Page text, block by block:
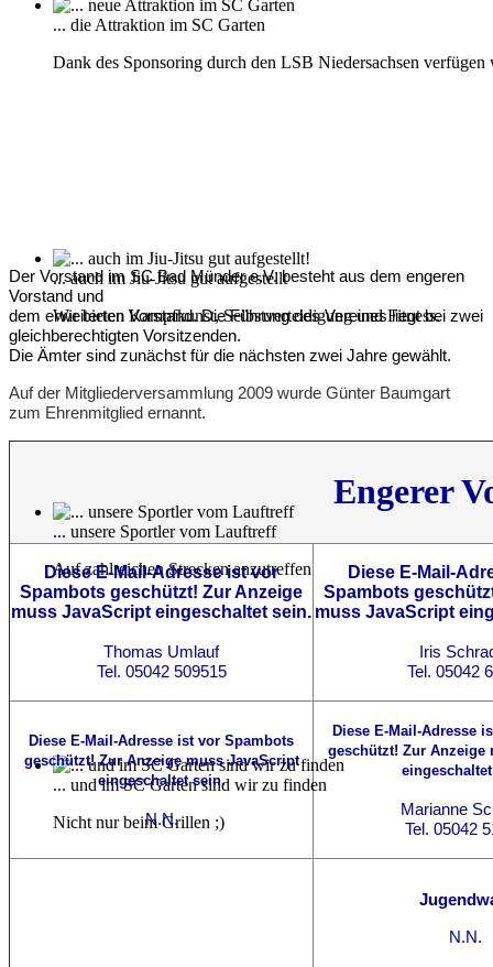
... die Attraktion im SC Garten
Dank des Sponsoring durch den LSB Niedersachsen
... auch im Jiu-Jitsu gut aufgestellt
Wir bieten Kampfkunst, Selbstverteidigung und Fitness.
... unsere Sportler vom Lauftreff
Auf zahlreichen Strecken anzutreffen
... und im SC Garten sind wir zu finden
Nicht nur beim Grillen ;)
Der Vorstand im SC Bad Münder e.V. besteht aus dem engeren
Vorstand und
dem erweiterten Vorstand. Die Führung des Vereines liegt bei zwei
gleichberechtigten Vorsitzenden.
Die Ämter sind zunächst für die nächsten zwei Jahre gewählt.
Auf der Mitgliederversammlung 2009 wurde Günter Baumgart
zum Ehrenmitglied ernannt.
Engerer
Diese E-Mail-Adresse ist vor
Spambots geschützt! Zur Anzeige
muss JavaScript eingeschaltet sein.
Thomas Umlauf
Tel. 05042 509515
Diese E-Mail-
Spambots
muss JavaScript
Iris
Tel. 05042
Diese E-Mail-Adresse ist vor Spambots
geschützt! Zur Anzeige muss JavaScript
eingeschaltet sein.
N.N.
Diese E-Mail-Adresse
geschützt! Zur Anzeige
Marianne
Tel. 05042
N.N.